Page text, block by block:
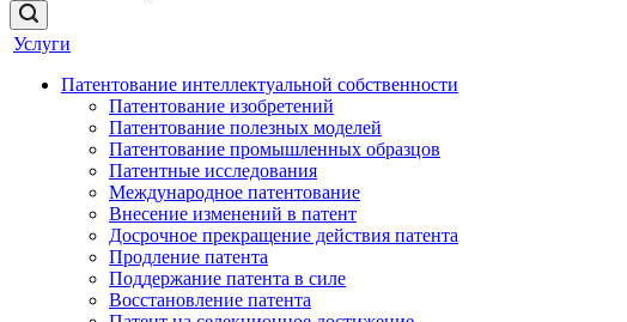
Услуги
Патентование интеллектуальной собственности
Патентование изобретений
Патентование полезных моделей
Патентование промышленных образцов
Патентные исследования
Международное патентование
Внесение изменений в патент
Досрочное прекращение действия патента
Продление патента
Поддержание патента в силе
Восстановление патента